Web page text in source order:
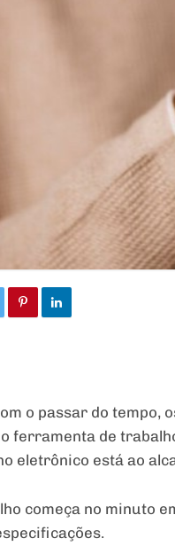
o passar do
ferramenta de
eletrônico está ao
começa no minuto